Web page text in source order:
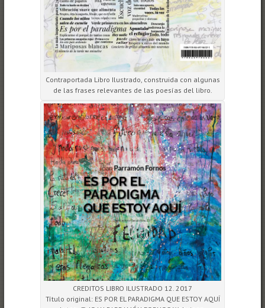
Contraportada Libro Ilustrado, construida con algunas
de las frases relevantes de las poesías del libro.
CREDITOS LIBRO ILUSTRADO 12. 2017
Título original: ES POR EL PARADIGMA QUE ESTOY AQUÍ